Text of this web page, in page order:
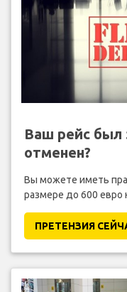
Ваш рейс был
отменен?
Вы можете иметь
размере до 600 евро
ПРЕТЕНЗИЯ